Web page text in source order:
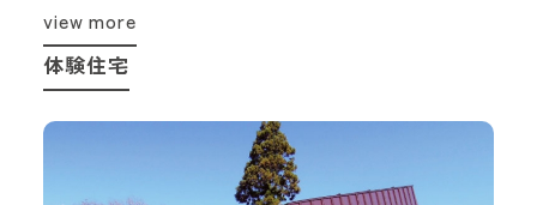
view more
体験住宅